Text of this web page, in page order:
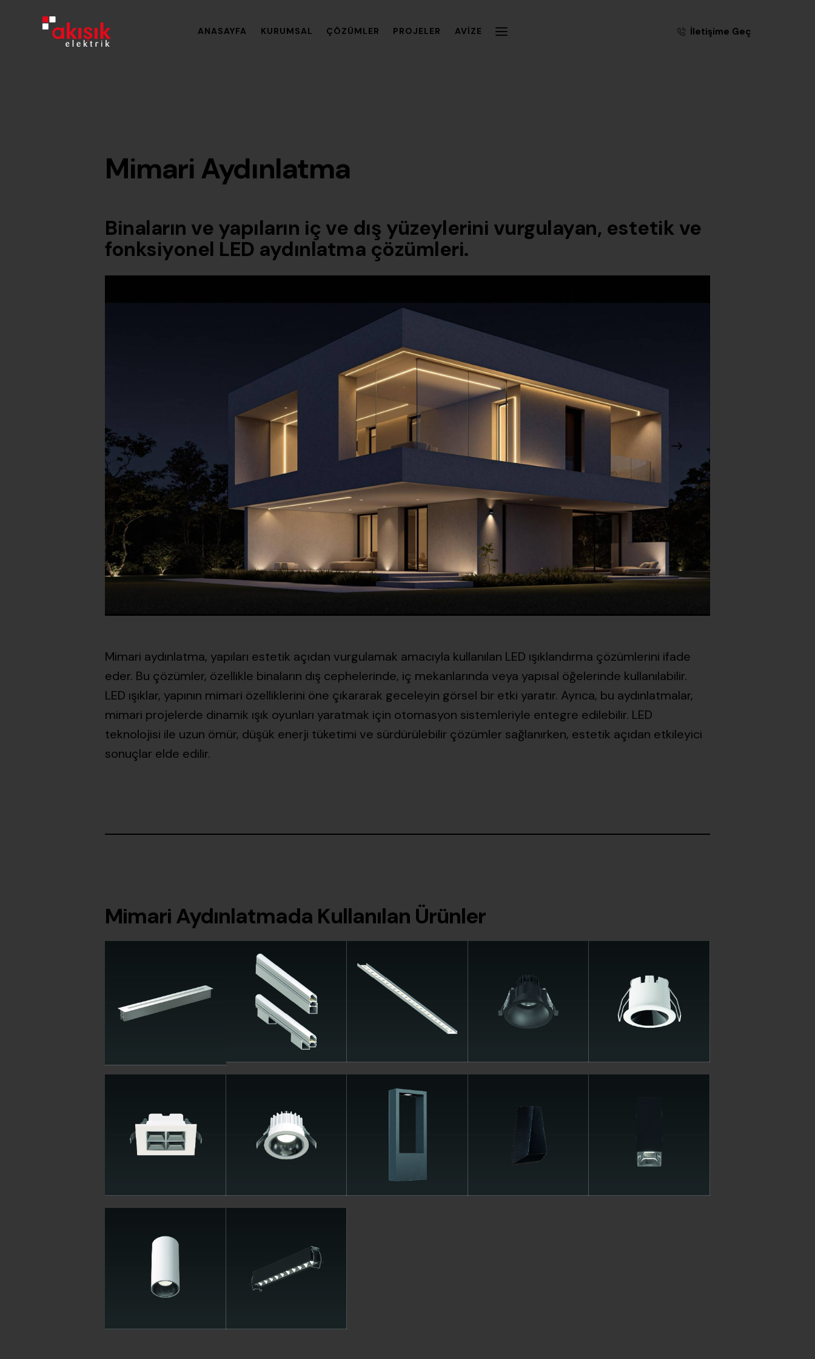
ANASAYFA KURUMSAL ÇÖZÜMLER PROJELER AVIZE İletişime Geç
Mimari Aydınlatma
Binaların ve yapıların iç ve dış yüzeylerini vurgulayan, estetik ve
fonksiyonel LED aydınlatma çözümleri.
Mimari aydınlatma, yapıları estetik açıdan vurgulamak amacıyla kullanılan LED ışıklandırma çözümlerini ifade
eder. Bu çözümler, özellikle binaların dış cephelerinde, iç mekanlarında veya yapısal öğelerinde kullanılabilir.
LED ışıklar, yapının mimari özelliklerini öne çıkararak geceleyin görsel bir etki yaratır. Ayrıca, bu aydınlatmalar,
mimari projelerde dinamik ışık oyunları yaratmak için otomasyon sistemleriyle entegre edilebilir. LED
teknolojisi ile uzun ömür, düşük enerji tüketimi ve sürdürülebilir çözümler sağlanırken, estetik açıdan etkileyici
sonuçlar elde edilir.
Mimari Aydınlatmada Kullanılan Ürünler